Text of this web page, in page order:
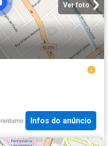
Ver foto
rentumo Infos do anúncio